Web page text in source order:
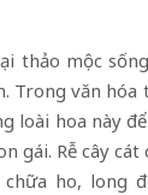
thảo mộc
Trong văn hóa
loài hoa này
gái. Rễ cây cát
chữa ho, long